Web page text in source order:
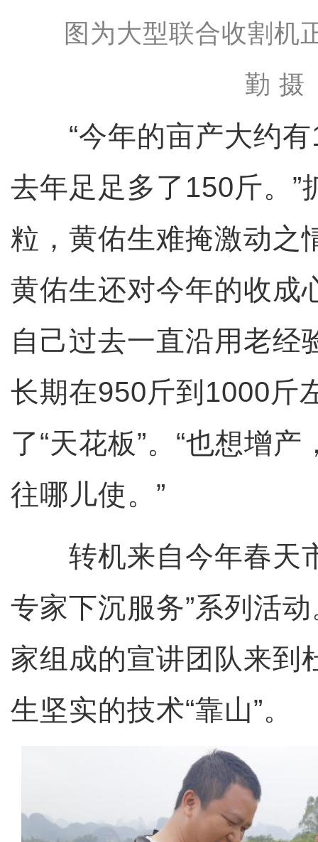
图为大型联合收割机
勤 摄
“今年的亩产大约有
去年足足多了150斤。”
粒，黄佑生难掩激动之
黄佑生还对今年的收成
自己过去一直沿用老经
长期在950斤到1000斤
了“天花板”。“也想增
往哪儿使。”
转机来自今年春天
专家下沉服务”系列活
家组成的宣讲团队来到
生坚实的技术“靠山”。